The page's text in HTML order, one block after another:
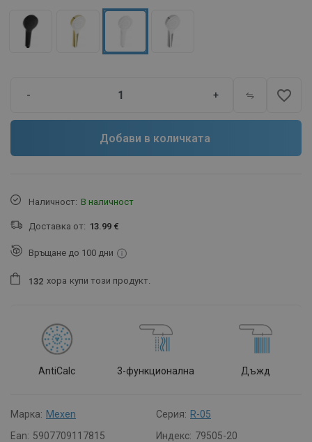
- + favorite_border
Добави в количката
Наличност: В наличност
Доставка от: 13.99 €
Връщане до 100 дни
1 32 хора купи този продукт.
AntiCalc 3-функционална Дъжд
Марка: Mexen Серия: R-05
Ean: 5907709117815 Индекс: 79505-20